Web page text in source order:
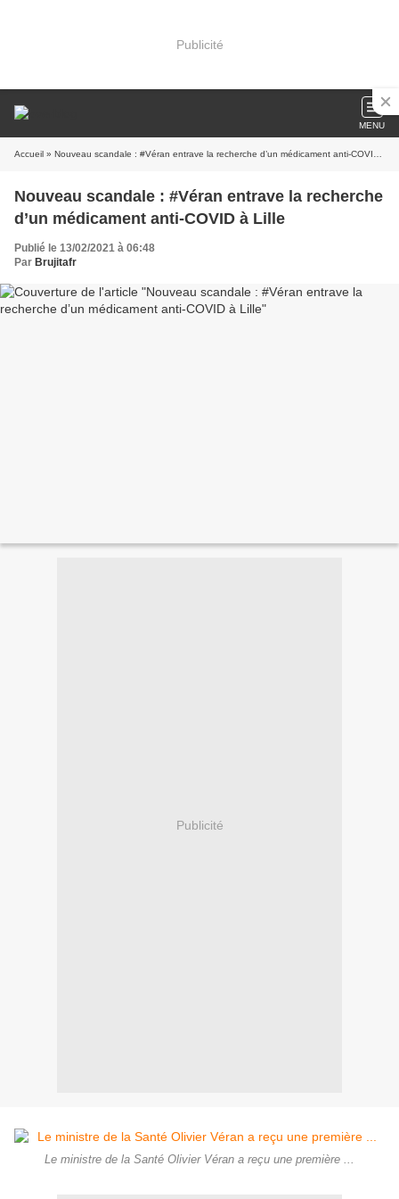
Publicité
MENU
Accueil » Nouveau scandale : #Véran entrave la recherche d’un médicament anti-COVID à Lille
Nouveau scandale : #Véran entrave la recherche
d’un médicament anti-COVID à Lille
Publié le 13/02/2021 à 06:48
Par Brujitafr
Publicité
Le ministre de la Santé Olivier Véran a reçu une première ...